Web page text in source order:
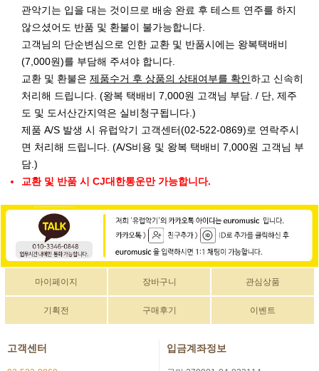
관악기는 입을 대는 것이므로 배송 완료 후 테스트 연주를 하지
않으셨어도 반품 및 환불이 불가능합니다.
고객님의 단순변심으로 인한 교환 및 반품시에는 왕복택배비
(7,000원)를 부담해 주셔야 합니다.
교환 및 환불은 제품수거 후 상품의 상태여부를 확인하고 신속히
처리해 드립니다. (왕복 택배비 7,000원 고객님 부담. / 단, 제주
도 및 도서산간지역은 실비청구됩니다.)
제품 A/S 발생 시 유럽악기 고객센터(02-522-0869)로 연락주시
면 처리해 드립니다. (A/S비용 및 왕복 택배비 7,000원 고객님 부
담.)
교환 및 반품 시 CJ대한통운만 가능합니다.
마이페이지 장바구니 관심상품
기획전 구매후기 이벤트
고객센터 입금계좌정보